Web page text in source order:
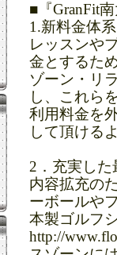
■『GranFit
1.新料金体
レッスンや
金とするた
ゾーン・リ
し、これら
利用料金を
して頂ける
2．充実し
内容拡充の
ーボールや
本製ゴルフ
http://